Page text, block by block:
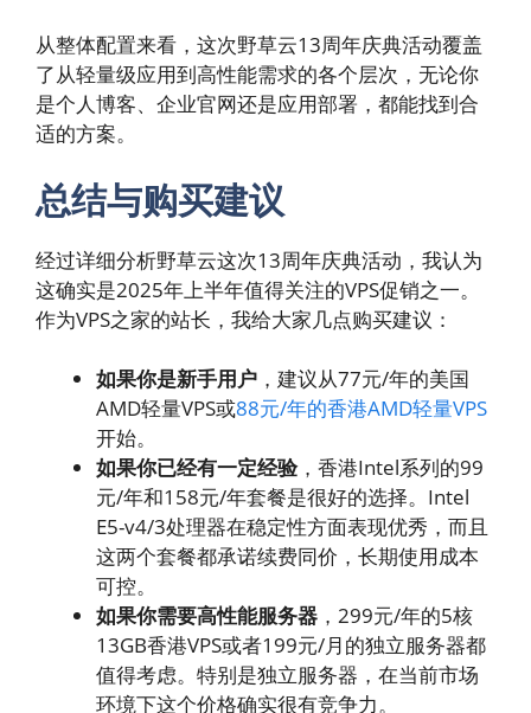
从整体配置来看，这次野草云13周年庆典活动覆盖
了从轻量级应用到高性能需求的各个层次，无论你
是个人博客、企业官网还是应用部署，都能找到合
适的方案。
总结与购买建议
经过详细分析野草云这次13周年庆典活动，我认为
这确实是2025年上半年值得关注的VPS促销之一。
作为VPS之家的站长，我给大家几点购买建议：
如果你是新手用户 ，建议从77元/年的美国
AMD轻量VPS或88元/年的香港AMD轻量VPS
开始。
如果你已经有一定经验，香港Intel系列的99
元/年和158元/年套餐是很好的选择。Intel
E5-v4/3处理器在稳定性方面表现优秀，而且
这两个套餐都承诺续费同价，长期使用成本
可控。
如果你需要高性能服务器 ，299元/年的5核
13GB香港VPS或者199元/月的独立服务器都
值得考虑。特别是独立服务器，在当前市场
环境下这个价格确实很有竞争力。